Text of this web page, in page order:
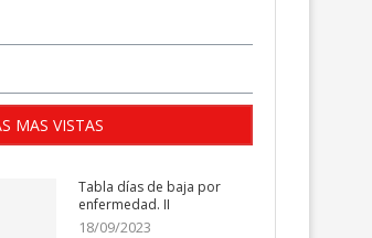
MAS VISTAS
Tabla días de baja por
enfermedad. II
18/09/2023